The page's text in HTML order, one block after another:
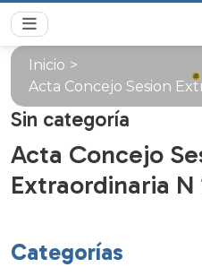
Inicio >
Acta Concejo Sesion
Sin categoría
Acta Concejo
Extraordinaria N
Categorías